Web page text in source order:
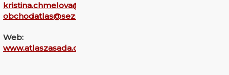
kristina.chmelova@seznam.cz
obchodatlas@seznam.cz
Web:
www.atlaszasada.cz